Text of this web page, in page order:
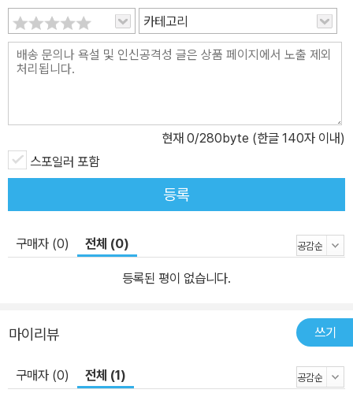
잃어버린 우리 시대의 청소년들에게 바다 내음 가득한 어촌 서신을
띄운다. 작가의 말에서 “아스팔트와 콘크리트에 갇혀 있는 요즘 아이
들에게 죄책감을 느낀다. 자연의 좋은 것을 나 혼자 빼 먹고 그 아이들
의 몫을 남겨 두지 못했기 때문” 이라고 고백한 박형권 작가는 ‘아버
도시 중학생 ‘나라’의 좌충우돌 어촌 입성기! 『아버지의 알통』에서는
도시와 어촌, 딸과 아버지 사이에 존재하는 ‘넘사벽’에 정면으로 부딪
히는 주인공 나라의 고군분투가 흥미진진하게 펼쳐진다. 엄마와 함께
도시에서 살던 ‘차도중(차가운 도시 중학생)’ 나라는 엄마가 프랑스로
유학을 떠나자 어쩔 수 없이 아버지가 사는 어촌으로 내려와 살게 된
다. 도시의 아침을 깨우는 달콤한 카푸치노 향기 대신에 짭짤한 파도
냄새만 자욱한 어촌에서, 나라는 걸핏하면 숭어회를 들이미는 아빠와
불편한 동거를 시작한다. 어촌 학교 적응도 만만치 않았다. 나라를 ‘도
이다. 그러나 얼마 지나지 않아 미운 정 고운 정으로 똘똘 뭉치게 된
나라와 친구들은 맑고 푸른 바닷가 마을을 함께 누빈다. 그렇게 나라
는 자연 속에서 정직하게 일하는 아버지와 어촌 사람들에게 조금씩
마음을 열게 된다. 『아버지의 알통』은 투박한 듯 생생한 묘사와 구수
카테고리
현재 0/280byte (한글 140자 이내)
스포일러 포함
등록
구매자 (0) 전체 (0)
등록된 평이 없습니다.
마이리뷰 쓰기
구매자 (0) 전체 (1)